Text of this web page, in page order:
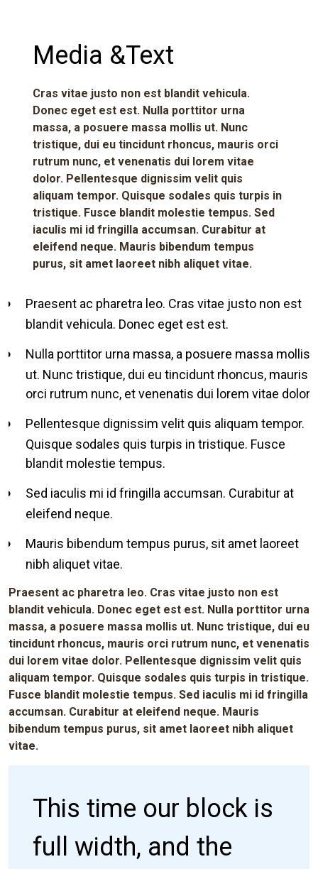
Media &Text
Cras vitae justo non est blandit vehicula.
Donec eget est est. Nulla porttitor urna
massa, a posuere massa mollis ut. Nunc
tristique, dui eu tincidunt rhoncus, mauris orci
rutrum nunc, et venenatis dui lorem vitae
dolor. Pellentesque dignissim velit quis
aliquam tempor. Quisque sodales quis turpis in
tristique. Fusce blandit molestie tempus. Sed
iaculis mi id fringilla accumsan. Curabitur at
eleifend neque. Mauris bibendum tempus
purus, sit amet laoreet nibh aliquet vitae.
Praesent ac pharetra leo. Cras vitae justo non est
blandit vehicula. Donec eget est est.
Nulla porttitor urna massa, a posuere massa mollis
ut. Nunc tristique, dui eu tincidunt rhoncus, mauris
orci rutrum nunc, et venenatis dui lorem vitae dolor.
Pellentesque dignissim velit quis aliquam tempor.
Quisque sodales quis turpis in tristique. Fusce
blandit molestie tempus.
Sed iaculis mi id fringilla accumsan. Curabitur at
eleifend neque.
Mauris bibendum tempus purus, sit amet laoreet
nibh aliquet vitae.
Praesent ac pharetra leo. Cras vitae justo non est
blandit vehicula. Donec eget est est. Nulla porttitor urna
massa, a posuere massa mollis ut. Nunc tristique, dui eu
tincidunt rhoncus, mauris orci rutrum nunc, et venenatis
dui lorem vitae dolor. Pellentesque dignissim velit quis
aliquam tempor. Quisque sodales quis turpis in tristique.
Fusce blandit molestie tempus. Sed iaculis mi id fringilla
accumsan. Curabitur at eleifend neque. Mauris
bibendum tempus purus, sit amet laoreet nibh aliquet
vitae.
This time our block is
full width, and the